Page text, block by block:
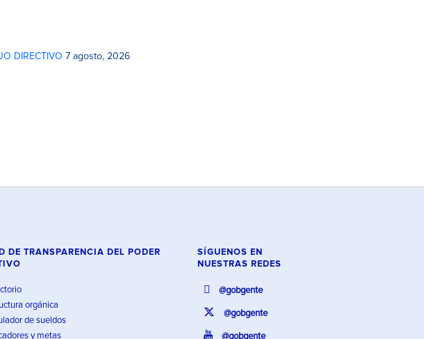
DIRECTIVO 7 agosto, 2026
DE TRANSPARENCIA DEL PODER
orgánica
de sueldos
y metas
SÍGUENOS EN
NUESTRAS REDES
@gobgente
@gobgente
@gobgente